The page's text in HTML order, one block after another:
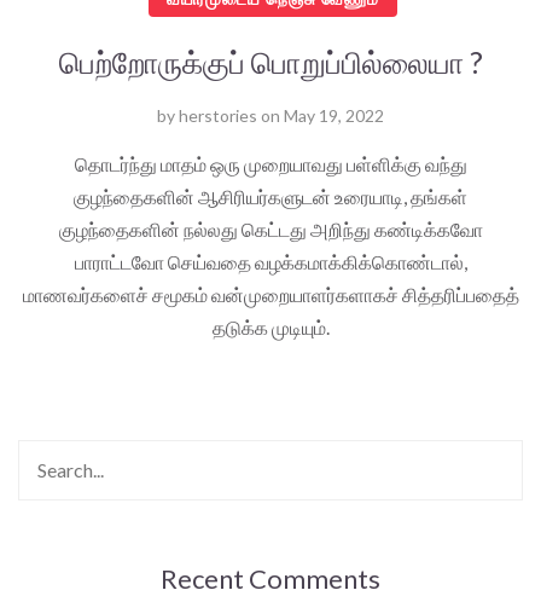
பெற்றோருக்குப் பொறுப்பில்லையா ?
byherstories on May 19, 2022
தொடர்ந்து மாதம் ஒரு முறையாவது பள்ளிக்கு வந்து
குழந்தைகளின் ஆசிரியர்களுடன் உரையாடி, தங்கள்
குழந்தைகளின் நல்லது கெட்டது அறிந்து கண்டிக்கவோ
பாராட்டவோ செய்வதை வழக்கமாக்கிக்கொண்டால்,
மாணவர்களைச் சமூகம் வன்முறையாளர்களாகச் சித்தரிப்பதைத்
தடுக்க முடியும்.
Recent Comments